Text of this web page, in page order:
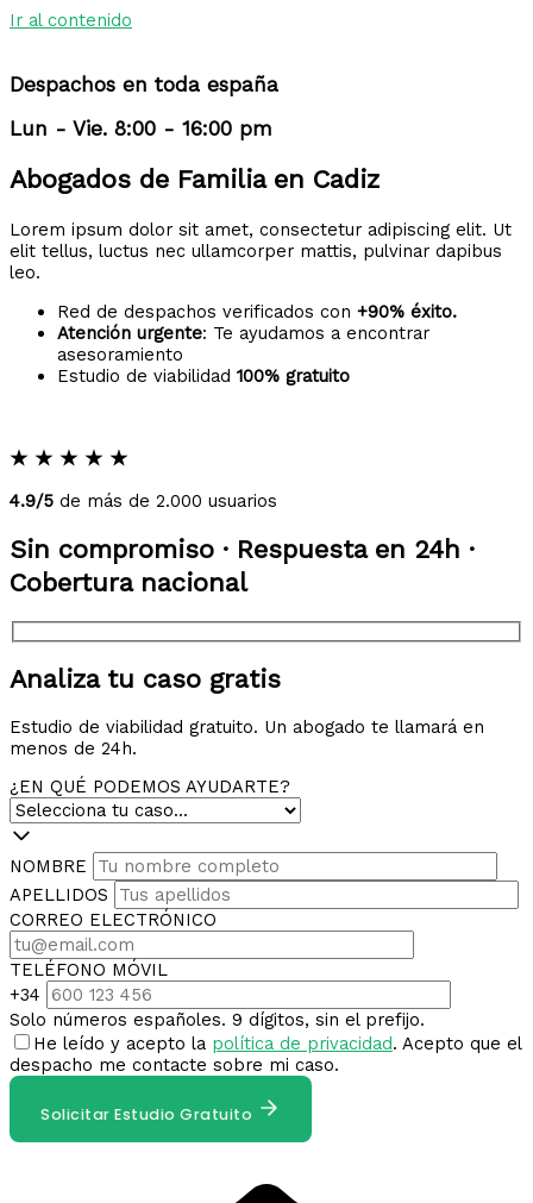
Ir al contenido
Despachos en toda españa
Lun - Vie. 8:00 - 16:00 pm
Abogados de Familia en Cadiz
Lorem ipsum dolor sit amet, consectetur adipiscing elit. Ut
elit tellus, luctus nec ullamcorper mattis, pulvinar dapibus
leo.
Red de despachos verificados con +90% éxito.
Atención urgente: Te ayudamos a encontrar
asesoramiento
Estudio de viabilidad 100% gratuito
★ ★ ★ ★ ★
4.9/5 de más de 2.000 usuarios
Sin compromiso · Respuesta en 24h ·
Cobertura nacional
Analiza tu caso gratis
Estudio de viabilidad gratuito. Un abogado te llamará en
menos de 24h.
¿EN QUÉ PODEMOS AYUDARTE?
NOMBRE
APELLIDOS
CORREO ELECTRÓNICO
TELÉFONO MÓVIL
+34
Solo números españoles. 9 dígitos, sin el prefijo.
He leído y acepto la política de privacidad. Acepto que el
despacho me contacte sobre mi caso.
Solicitar Estudio Gratuito